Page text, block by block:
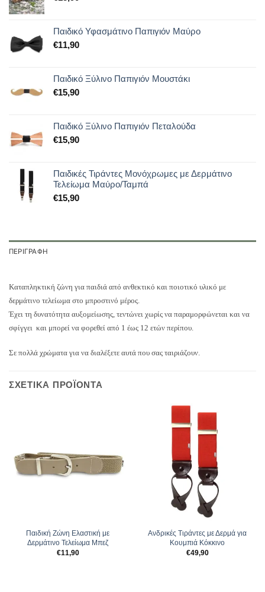
Παιδικό Υφασμάτινο Παπιγιόν Μαύρο
€11,90
Παιδικό Ξύλινο Παπιγιόν Μουστάκι
€15,90
Παιδικό Ξύλινο Παπιγιόν Πεταλούδα
€15,90
Παιδικές Τιράντες Μονόχρωμες με Δερμάτινο
Τελείωμα Μαύρο/Ταμπά
€15,90
ΠΕΡΙΓΡΑΦΉ
Καταπληκτική ζώνη για παιδιά από ανθεκτικό και ποιοτικό υλικό με
δερμάτινο τελείωμα στο μπροστινό μέρος.
Έχει τη δυνατότητα αυξομείωσης, τεντώνει χωρίς να παραμορφώνεται και να
σφίγγει και μπορεί να φορεθεί από 1 έως 12 ετών περίπου.
Σε πολλά χρώματα για να διαλέξετε αυτά που σας ταιριάζουν.
ΣΧΕΤΙΚΆ ΠΡΟΪΌΝΤΑ
Παιδική Ζώνη Ελαστική με
Δερμάτινο Τελείωμα Μπεζ
€11,90
Ανδρικές Τιράντες με Δερμά για
Κουμπιά Κόκκινο
€49,90